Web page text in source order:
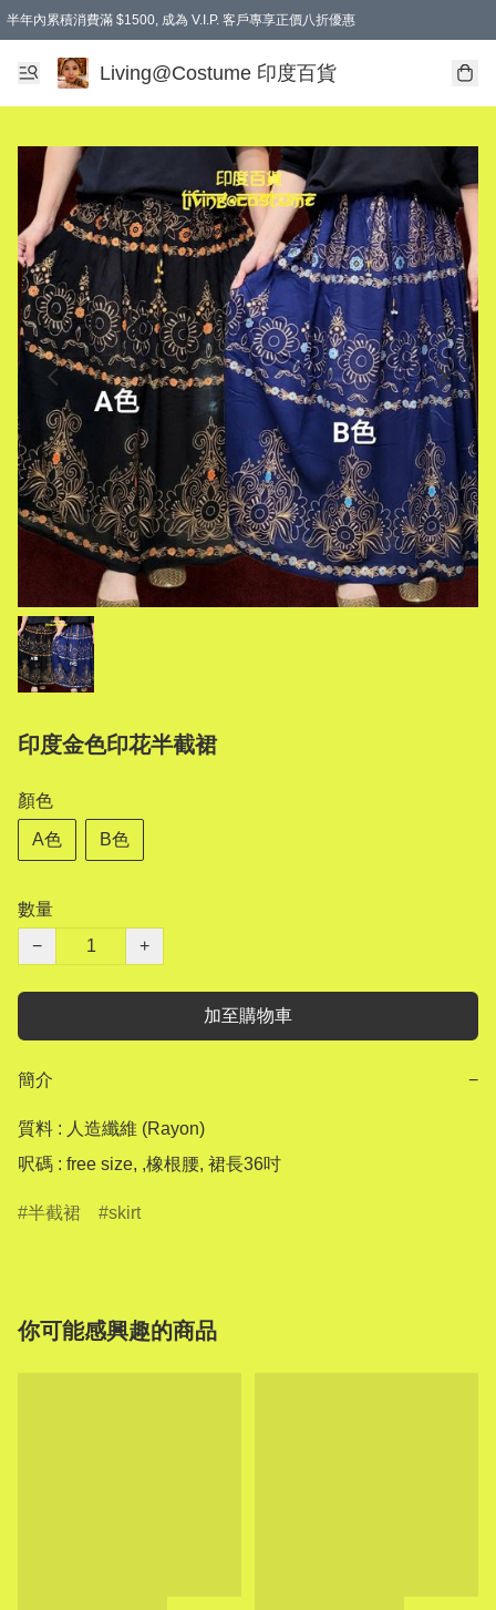
半年內累積消費滿 $1500, 成為 V.I.P. 客戶專享正價八折優惠
滿$600免本地運費
Living@Costume 印度百貨
印度金色印花半截裙
顏色
A色 B色
數量
−
+
加至購物車
簡介 −
質料 : 人造纖維 (Rayon)
呎碼 : free size, ,橡根腰, 裙長36吋
半截裙 skirt
你可能感興趣的商品